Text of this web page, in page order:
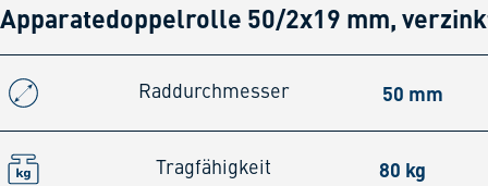
Apparatedoppelrolle 50/2x19 mm,
Raddurchmesser 50 mm
Tragfähigkeit 80 kg